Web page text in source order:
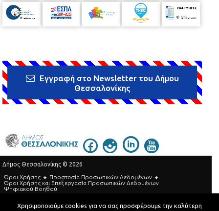
Εγγραφή στο Newsletter του Δήμου
Θεσσαλονίκης
Δήμος Θεσσαλονίκης © 2026
Όροι Χρήσης
Προστασία Προσωπικών Δεδομένων
Όροι Xρήσης και Eπεξεργασία Προσωπικών Δεδομένων
Ψηφιακού Βοηθού
Τηλεφωνικός Κατάλογος
Χρησιμοποιούμε cookies για να σας προσφέρουμε την καλύτερη